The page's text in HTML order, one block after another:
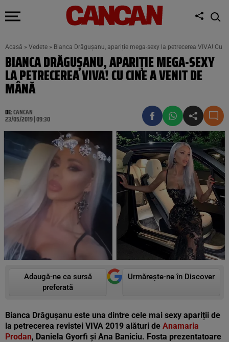
Acasă » Vedete » Bianca Drăgușanu, apariție mega-sexy la petrecerea VIVA! Cu
BIANCA DRĂGUȘANU, APARIȚIE MEGA-SEXY
LA PETRECEREA VIVA! CU CINE A VENIT DE
MÂNĂ
DE:CANCAN
23/05/2019 | 09:30
Adaugă-ne ca sursă
preferată
Urmărește-ne în Discover
Bianca Drăgușanu este una dintre cele mai sexy apariții de
la petrecerea revistei VIVA 2019 alături de Anamaria
Prodan, Daniela Gyorfi și Ana Baniciu. Fosta prezentatoare